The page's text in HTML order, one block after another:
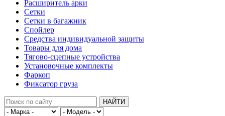
Расширитель арки
Сетки
Сетки в багажник
Спойлер
Средства индивидуальной защиты
Товары для дома
Тягово-сцепные устройства
Установочные комплекты
Фаркоп
Фиксатор груза
НАЙТИ